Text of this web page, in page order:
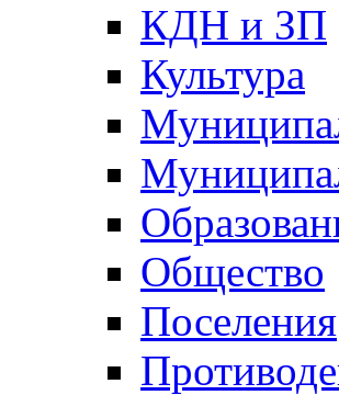
КДН и ЗП
Культура
Общество
Поселения